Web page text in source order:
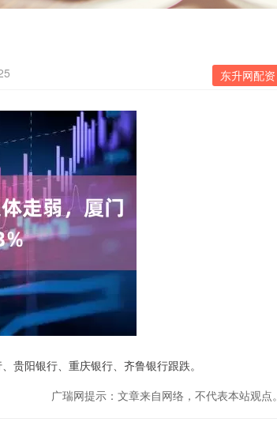
东升网配资
阳银行、重庆银行、齐鲁银行跟跌。
广瑞网提示：文章来自网络，不代表本站观点。